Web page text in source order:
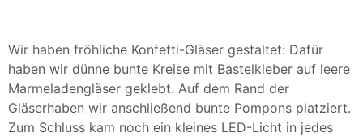
Wir haben fröhliche Konfetti-Gläser gestaltet: Dafür
haben wir dünne bunte Kreise mit Bastelkleber auf leere
Marmeladengläser geklebt. Auf dem Rand der
Gläserhaben wir anschließend bunte Pompons platziert.
Zum Schluss kam noch ein kleines LED-Licht in jedes